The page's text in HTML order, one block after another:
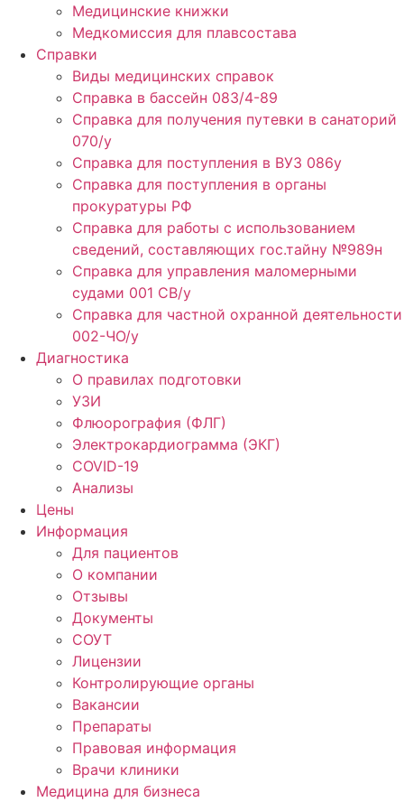
Медицинские книжки
Медкомиссия для плавсостава
Справки
Виды медицинских справок
Справка в бассейн 083/4-89
Справка для получения путевки в санаторий
070/у
Справка для поступления в ВУЗ 086у
Справка для поступления в органы
прокуратуры РФ
Справка для работы с использованием
сведений, составляющих гос.тайну №989н
Справка для управления маломерными
судами 001 СВ/у
Справка для частной охранной деятельности
002-ЧО/у
Диагностика
О правилах подготовки
УЗИ
Флюорография (ФЛГ)
Электрокардиограмма (ЭКГ)
COVID-19
Анализы
Цены
Информация
Для пациентов
О компании
Отзывы
Документы
СОУТ
Лицензии
Контролирующие органы
Вакансии
Препараты
Правовая информация
Врачи клиники
Медицина для бизнеса